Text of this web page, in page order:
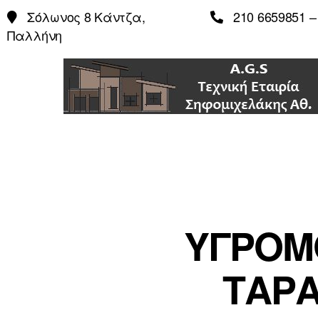
Σόλωνος 8 Κάντζα,
Παλλήνη
210 6659851 –